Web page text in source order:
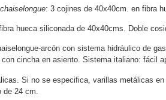
: 3 cojines de 40x40cm. en fibra
hueca siliconada de 40x40cms. Doble
arcón con sistema hidráulico de
cincha en asiento. Sistema italiano: fácil
Si no se especifica, varillas metálicas
24 cm.